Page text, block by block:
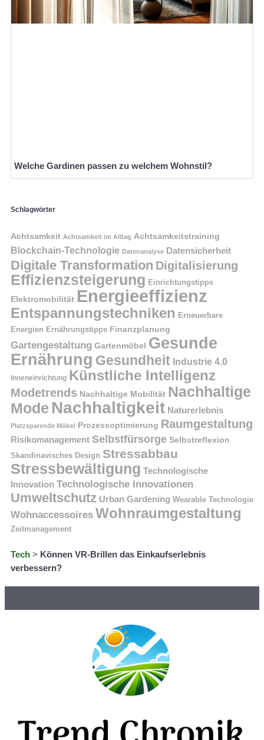
Welche Gardinen passen zu welchem Wohnstil?
Schlagwörter
Achtsamkeit Achtsamkeit im Alltag Achtsamkeitstraining
Blockchain-Technologie Datenanalyse Datensicherheit
Digitale Transformation Digitalisierung
Effizienzsteigerung Einrichtungstipps
Elektromobilität Energieeffizienz
Entspannungstechniken Erneuerbare
Energien Ernährungstipps Finanzplanung
Gartengestaltung Gartenmöbel Gesunde
Ernährung Gesundheit Industrie 4.0
Inneneinrichtung Künstliche Intelligenz
Modetrends Nachhaltige Mobilität Nachhaltige
Mode Nachhaltigkeit Naturerlebnis
Platzsparende Möbel Prozessoptimierung Raumgestaltung
Risikomanagement Selbstfürsorge Selbstreflexion
Skandinavisches Design Stressabbau
Stressbewältigung Technologische
Innovation Technologische Innovationen
Umweltschutz Urban Gardening Wearable Technologie
Wohnaccessoires Wohnraumgestaltung
Zeitmanagement
Tech > Können VR-Brillen das Einkaufserlebnis
verbessern?